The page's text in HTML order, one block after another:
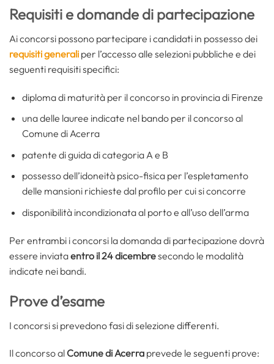
Requisiti e domande di partecipazione
Ai concorsi possono partecipare i candidati in possesso dei
requisiti generali per l’accesso alle selezioni pubbliche e dei
seguenti requisiti specifici:
diploma di maturità per il concorso in provincia di Firenze
una delle lauree indicate nel bando per il concorso al
Comune di Acerra
patente di guida di categoria A e B
possesso dell’idoneità psico-fisica per l’espletamento
delle mansioni richieste dal profilo per cui si concorre
disponibilità incondizionata al porto e all’uso dell’arma
Per entrambi i concorsi la domanda di partecipazione dovrà
essere inviataentro il 24 dicembresecondo le modalità
indicate nei bandi.
Prove d’esame
I concorsi si prevedono fasi di selezione differenti.
Il concorso al Comune di Acerra prevede le seguenti prove: